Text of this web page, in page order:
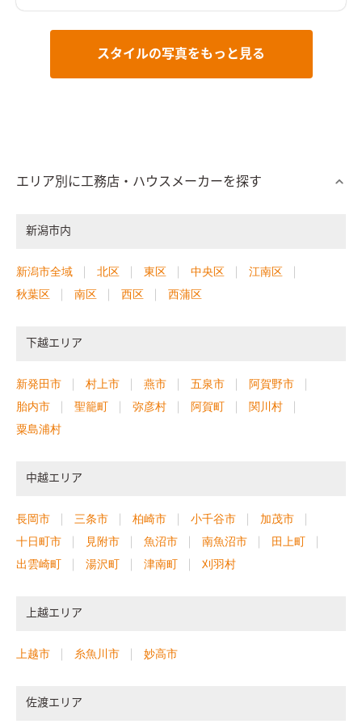
スタイルの写真をもっと見る
エリア別に工務店・ハウスメーカーを探す
新潟市内
新潟市全域 北区 東区 中央区
江南区
秋葉区
南区 西区 西蒲区
下越エリア
新発田市 村上市 燕市 五泉市
阿賀野市
胎内市
聖籠町 弥彦村 阿賀町
関川村
粟島浦村
中越エリア
長岡市 三条市 柏崎市 小千谷市
加茂市
十日町市
見附市 魚沼市 南魚沼市
田上町
出雲崎町
湯沢町 津南町 刈羽村
上越エリア
上越市 糸魚川市 妙高市
佐渡エリア